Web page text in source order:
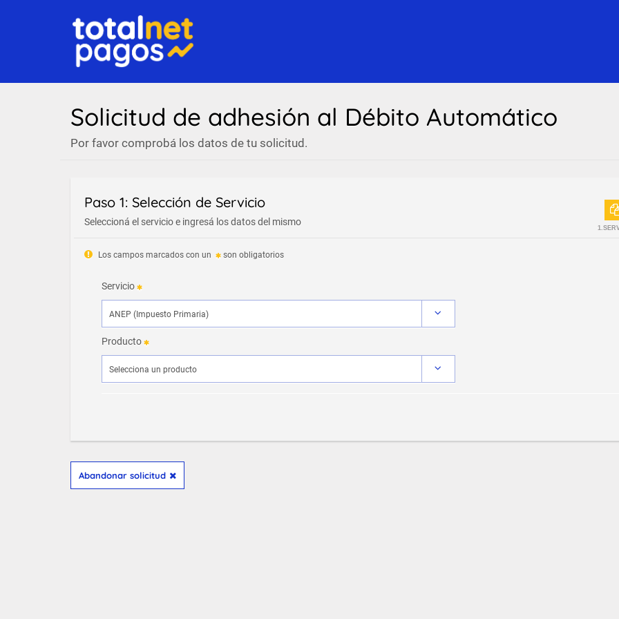
Solicitud de adhesión al Débito Automático
Por favor comprobá los datos de tu solicitud.
Paso 1: Selección de Servicio
Seleccioná el servicio e ingresá los datos del mismo
Los campos marcados con un son obligatorios
Servicio
Producto
Abandonar solicitud